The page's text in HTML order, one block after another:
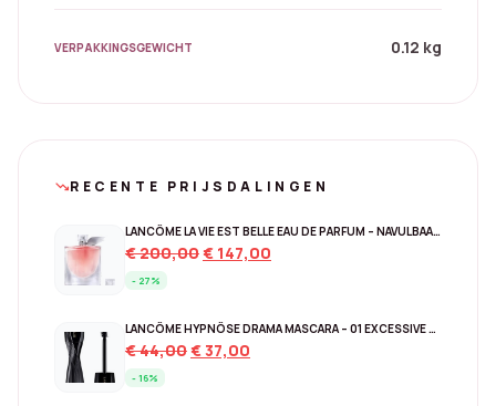
VERPAKKINGSGEWICHT 0.12 kg
trending_downRECENTE PRIJSDALINGEN
LANCÔME LA VIE EST BELLE EAU DE PARFUM – NAVULBAAR 150 ML
€200,00Original
€ 200,00.
€ 147,00
- 27%
LANCÔME HYPNÔSE DRAMA MASCARA – 01 EXCESSIVE BLACK
€44,00Original
€37,00
- 16%